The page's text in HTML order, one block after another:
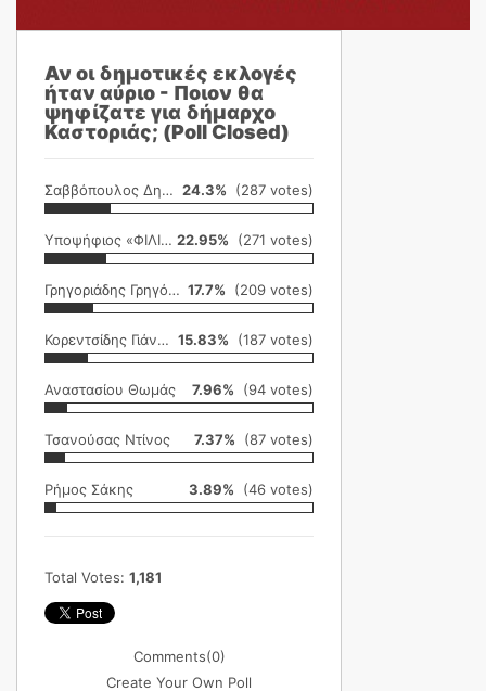
Αν οι δημοτικές εκλογές
ήταν αύριο - Ποιον θα
ψηφίζατε για δήμαρχο
Καστοριάς; (Poll Closed)
Σαββόπουλος Δημήτρης 24.3% (287 votes)
Υποψήφιος «ΦΙΛΙΚΗ ΕΤΑΙΡΕΙΑ» 22.95% (271 votes)
Γρηγοριάδης Γρηγόρης 17.7% (209 votes)
Κορεντσίδης Γιάννης 15.83% (187 votes)
Αναστασίου Θωμάς 7.96% (94 votes)
Τσανούσας Ντίνος 7.37% (87 votes)
Ρήμος Σάκης 3.89% (46 votes)
Total Votes: 1,181
Comments(0)
Create Your Own Poll